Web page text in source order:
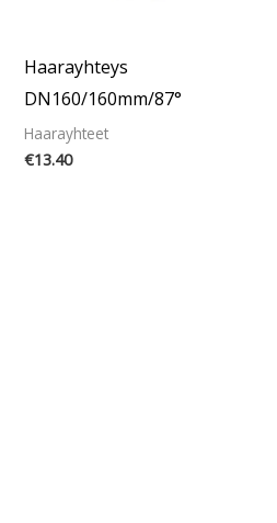
Haarayhteys
DN160/160mm/87°
Haarayhteet
€13.40